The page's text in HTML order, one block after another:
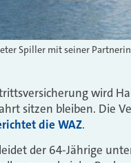
Spiller mit seiner
wird
sitzen bleiben. Die
die WAZ.
der 64-Jährige